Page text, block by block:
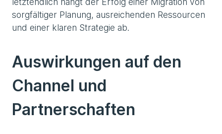
sorgfältiger Planung, ausreichenden Ressourcen
und einer klaren Strategie ab.
Auswirkungen auf den
Channel und
Partnerschaften